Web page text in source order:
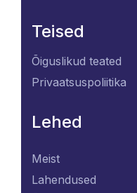
Teised
Õiguslikud teated
Privaatsuspoliitika
Lehed
Meist
Lahendused